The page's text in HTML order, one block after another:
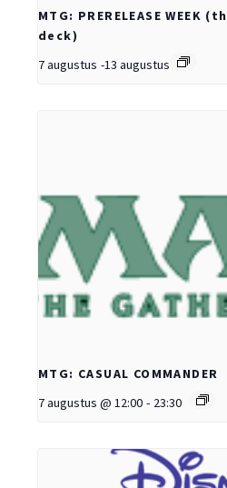
MTG: PRERELEASE WEEK
deck)
7 augustus -13 augustus
MTG: CASUAL COMMANDER
7 augustus @ 12:00 - 23:30